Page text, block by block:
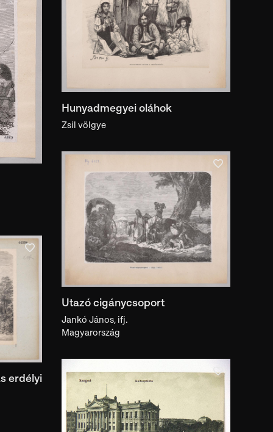
Hunyadmegyei oláhok
Zsil völgye
Utazó cigánycsoport
Jankó János, ifj.
Magyarország
erdélyi